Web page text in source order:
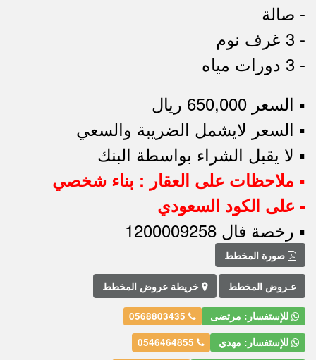
- صالة
- 3 غرف نوم
- 3 دورات مياه
▪︎ السعر 650,000 ريال
▪︎ السعر لايشمل الضريبة والسعي
▪︎ لا يقبل الشراء بواسطة البنك
▪︎ ملاحظات على العقار : بناء شخصي
- على الكود السعودي
▪︎ رخصة فال 1200009258
صورة المخطط
عـروض المخطط خريطة عروض المخطط
للإستفسار: مرتضى
للإستفسار: مهدي